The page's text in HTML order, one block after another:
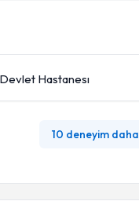
Devlet Hastanesı
10 deneyim daha